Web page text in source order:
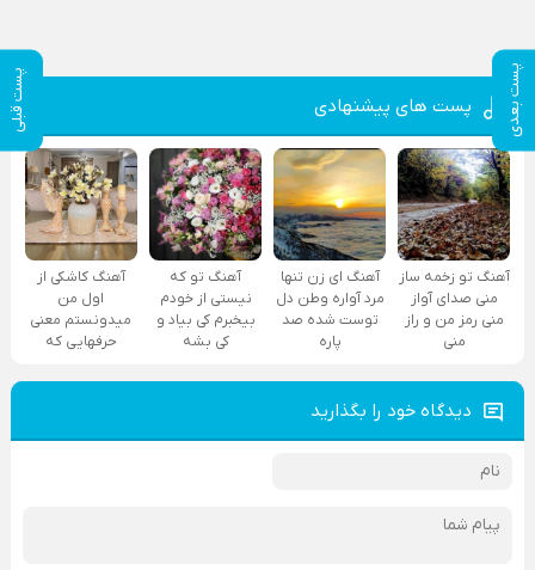
پست بعدی پست قبلی پست های پیشنهادی
آهنگ تو زخمه ساز
منی صدای آواز
منی رمز من و راز
منی
آهنگ ای زن تنها
مرد آواره وطن دل
توست شده صد
پاره
آهنگ تو که
نیستی از خودم
بیخبرم کی بیاد و
کی بشه
آهنگ کاشکی از
اول من
میدونستم معنی
حرفهایی که
دیدگاه خود را بگذارید